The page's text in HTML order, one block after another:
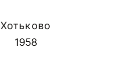
Хотьково
1958